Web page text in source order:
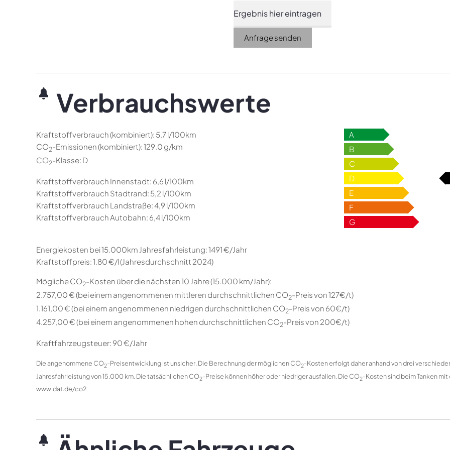
Anfrage senden
Verbrauchswerte
Kraftstoffverbrauch (kombiniert): 5,7 l/100km
CO2-Emissionen (kombiniert):129.0 g/km
CO2-Klasse: D
Kraftstoffverbrauch Innenstadt: 6,6 l/100km
Kraftstoffverbrauch Stadtrand: 5,2 l/100km
Kraftstoffverbrauch Landstraße:4,9 l/100km
Kraftstoffverbrauch Autobahn: 6,4 l/100km
A
B
C
D
E
F
G
Energiekosten bei 15.000km Jahresfahrleistung:1491 €/Jahr
Kraftstoffpreis:1.80 €/l (Jahresdurchschnitt 2024)
Mögliche CO2-Kosten über die nächsten 10 Jahre (15.000 km/Jahr):
2.757,00 € (bei einem angenommenen mittleren durchschnittlichen CO2-Preis von 127€/t)
1.161,00 € (bei einem angenommenen niedrigen durchschnittlichen CO2-Preis von 60€/t)
4.257,00 € (bei einem angenommenen hohen durchschnittlichen CO2-Preis von 200€/t)
Kraftfahrzeugsteuer: 90 €/Jahr
Die angenommene CO2-Preisentwicklung ist unsicher. Die Berechnung der möglichen CO2-Kosten erfolgt daher anhand von drei
Jahresfahrleistung von 15.000 km. Die tatsächlichen CO2-Preise können höher oder niedriger ausfallen. Die CO2-Kosten sind beim Tanken
www.dat.de/co2